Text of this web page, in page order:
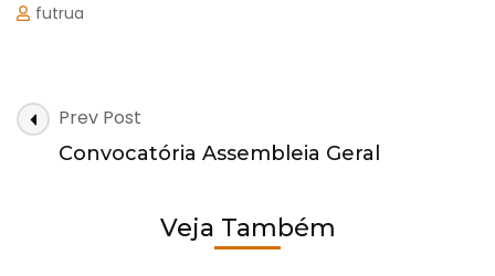
futrua
Post
Navigation
Prev Post
Convocatória Assembleia Geral
Veja Também